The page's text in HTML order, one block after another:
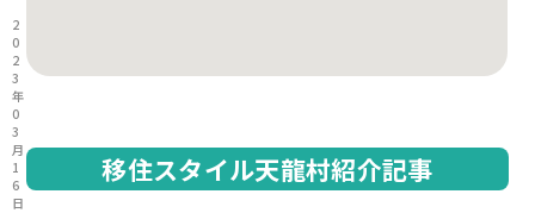
移住スタイル天龍村紹介記事
2
0
2
3
年
0
3
月
1
6
日